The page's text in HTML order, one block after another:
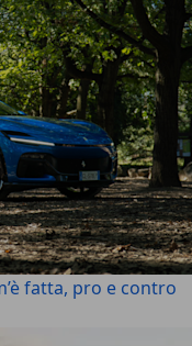
fatta, pro e contro